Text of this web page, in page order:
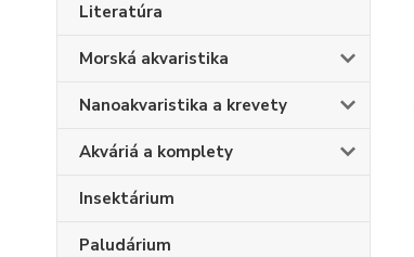
Literatúra
Morská akvaristika
Nanoakvaristika a krevety
Akváriá a komplety
Insektárium
Paludárium